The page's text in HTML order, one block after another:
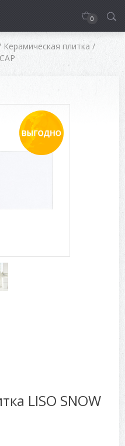
0
Керамическая плитка /
LISO SNOW